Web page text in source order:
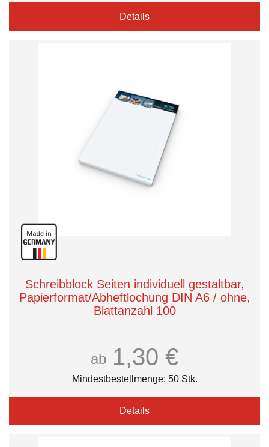
Details
Schreibblock Seiten individuell gestaltbar,
Papierformat/Abheftlochung DIN A6 / ohne,
Blattanzahl 100
ab 1,30 €
Mindestbestellmenge: 50 Stk.
Details